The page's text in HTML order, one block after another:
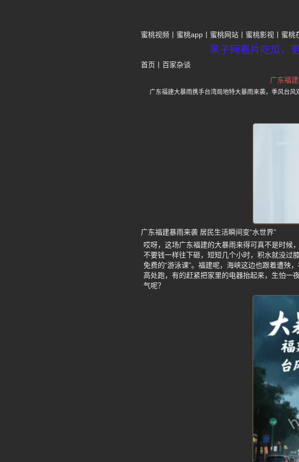
蜜桃视频 蜜桃app 蜜桃网站 蜜桃影视 蜜桃
黑子网看片吃瓜，
首页 百家杂谈
广东福
广东福建大暴雨携手台湾局地特大暴雨来袭，季风台
广东福建暴雨来袭 居民生活瞬间变“水世界”
哎呀，这场广东福建的大暴雨来得可真不是时候
不要钱一样往下砸，短短几个小时，积水就没过
免费的“游泳课”。福建呢，海峡这边也跟着遭殃
高处跑，有的赶紧把家里的电器抬起来，生怕一
气呢？